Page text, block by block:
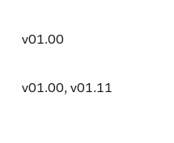
v01.00
v01.00, v01.11